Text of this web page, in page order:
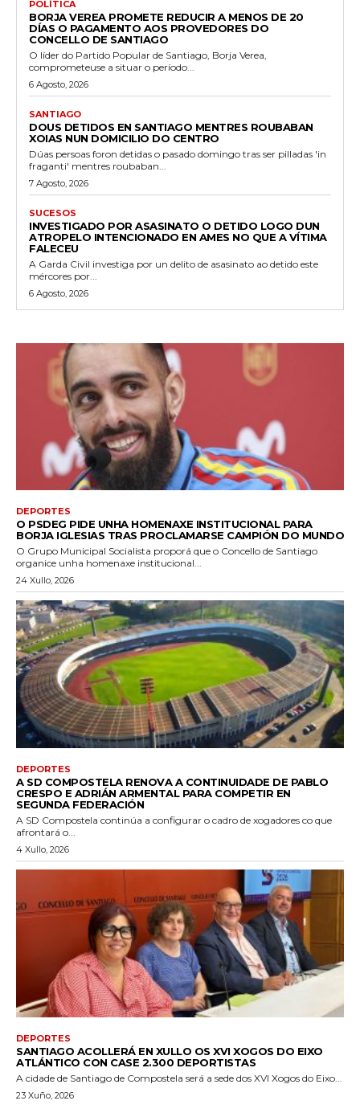
POLÍTICA
BORJA VEREA PROMETE REDUCIR A MENOS DE 20
DÍAS O PAGAMENTO AOS PROVEDORES DO
CONCELLO DE SANTIAGO
O líder do Partido Popular de Santiago, Borja Verea,
comprometeuse a situar o período...
6 Agosto, 2026
SANTIAGO
DOUS DETIDOS EN SANTIAGO MENTRES ROUBABAN
XOIAS NUN DOMICILIO DO CENTRO
Dúas persoas foron detidas o pasado domingo tras ser pilladas 'in
fraganti' mentres roubaban...
7 Agosto, 2026
SUCESOS
INVESTIGADO POR ASASINATO O DETIDO LOGO DUN
ATROPELO INTENCIONADO EN AMES NO QUE A VÍTIMA
FALECEU
A Garda Civil investiga por un delito de asasinato ao detido este
mércores por...
6 Agosto, 2026
DEPORTES
O PSDEG PIDE UNHA HOMENAXE INSTITUCIONAL PARA
BORJA IGLESIAS TRAS PROCLAMARSE CAMPIÓN DO MUNDO
O Grupo Municipal Socialista proporá que o Concello de Santiago
organice unha homenaxe institucional...
24 Xullo, 2026
DEPORTES
A SD COMPOSTELA RENOVA A CONTINUIDADE DE PABLO
CRESPO E ADRIÁN ARMENTAL PARA COMPETIR EN
SEGUNDA FEDERACIÓN
A SD Compostela continúa a configurar o cadro de xogadores co que
afrontará o...
4 Xullo, 2026
DEPORTES
SANTIAGO ACOLLERÁ EN XULLO OS XVI XOGOS DO EIXO
ATLÁNTICO CON CASE 2.300 DEPORTISTAS
A cidade de Santiago de Compostela será a sede dos XVI Xogos do Eixo...
23 Xuño, 2026